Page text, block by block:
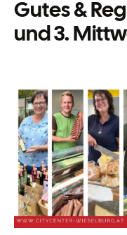
Gutes &
und 3.